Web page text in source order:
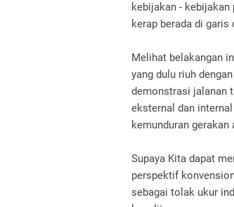
kebijakan -
kerap berada di garis
Melihat belakangan
yang dulu riuh
demonstrasi jalanan
eksternal dan
kemunduran
Supaya Kita dapat
perspektif
sebagai tolak ukur